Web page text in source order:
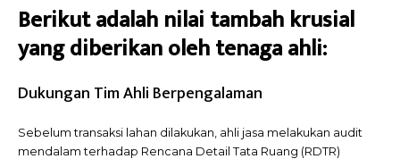
Berikut adalah nilai tambah krusial
yang diberikan oleh tenaga ahli:
Dukungan Tim Ahli Berpengalaman
Sebelum transaksi lahan dilakukan, ahli jasa melakukan audit
mendalam terhadap Rencana Detail Tata Ruang (RDTR)